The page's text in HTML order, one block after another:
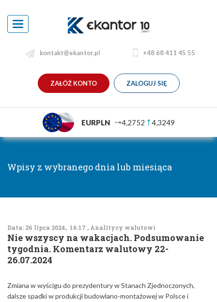
Toggle
navigation
kontakt@ekantor.pl +48 68 411 45 55
ZAŁÓŻ KONTO ZALOGUJ SIĘ
EURPLN 4,2752 4,3249
Wpisy z wybranego dnia lub miesiąca
Data: 26 lipca 2024, 16:17 , Analitycy walutowi
Nie wszyscy na wakacjach. Podsumowanie
tygodnia. Komentarz walutowy 22-
26.07.2024
Zmiana w wyścigu do prezydentury w Stanach Zjednoczonych,
dalsze spadki w produkcji budowlano-montażowej w Polsce i